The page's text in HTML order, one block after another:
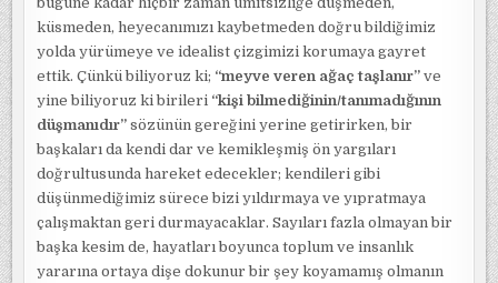
küsmeden, heyecanımızı kaybetmeden doğru bildiğimiz
yolda yürümeye ve idealist çizgimizi korumaya gayret
ettik. Çünkü biliyoruz ki; “meyve veren ağaç taşlanır” ve
yine biliyoruz ki birileri “kişi bilmediğinin/tanımadığının
düşmanıdır” sözünün gereğini yerine getirirken, bir
başkaları da kendi dar ve kemikleşmiş ön yargıları
doğrultusunda hareket edecekler; kendileri gibi
düşünmediğimiz sürece bizi yıldırmaya ve yıpratmaya
çalışmaktan geri durmayacaklar. Sayıları fazla olmayan bir
başka kesim de, hayatları boyunca toplum ve insanlık
yararına ortaya dişe dokunur bir şey koyamamış olmanın